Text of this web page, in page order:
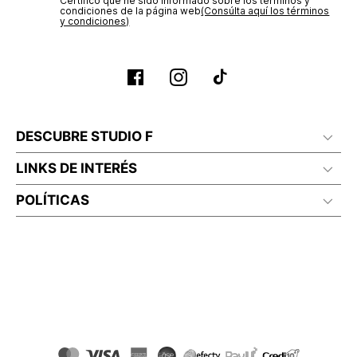
No planchar con vapor
condiciones de la página web‎(Consúlta aquí los términos
y condiciones)
DESCUBRE STUDIO F
LINKS DE INTERÉS
POLÍTICAS